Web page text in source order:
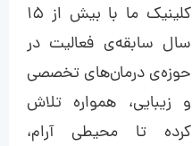
کلینیک ما با بیش از ۱۵
سال سابقه‌ی فعالیت در
حوزه‌ی درمان‌های تخصصی
و زیبایی، همواره تلاش
کرده تا محیطی آرام،